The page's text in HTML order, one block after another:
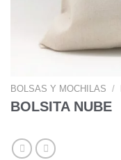
BOLSAS Y MOCHILAS /
BOLSITA NUBE